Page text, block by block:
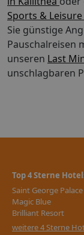
Sports &
Sie günstige
Pauschalreisen
unseren Last
unschlagbaren
Top 4 Sterne
Saint George
Magic Blue
Brilliant Resort
weitere 4 Sterne